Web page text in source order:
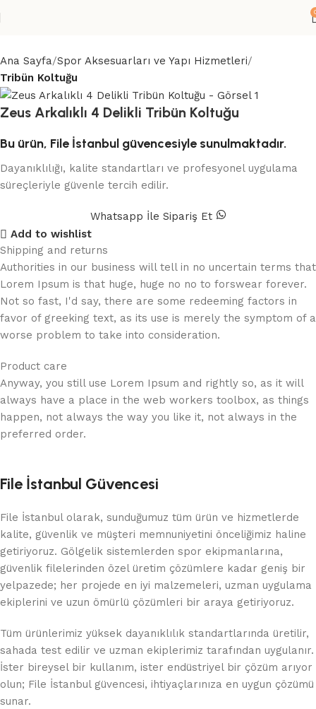
Ana Sayfa Spor Aksesuarları ve Yapı Hizmetleri
Tribün Koltuğu
Zeus Arkalıklı 4 Delikli Tribün Koltuğu
Bu ürün, File İstanbul güvencesiyle sunulmaktadır.
Dayanıklılığı, kalite standartları ve profesyonel uygulama
süreçleriyle güvenle tercih edilir.
Whatsapp İle Sipariş Et
Add to wishlist
Shipping and returns
Authorities in our business will tell in no uncertain terms that
Lorem Ipsum is that huge, huge no no to forswear forever.
Not so fast, I'd say, there are some redeeming factors in
favor of greeking text, as its use is merely the symptom of a
worse problem to take into consideration.
Product care
Anyway, you still use Lorem Ipsum and rightly so, as it will
always have a place in the web workers toolbox, as things
happen, not always the way you like it, not always in the
preferred order.
File İstanbul Güvencesi
File İstanbul olarak, sunduğumuz tüm ürün ve hizmetlerde
kalite, güvenlik ve müşteri memnuniyetini önceliğimiz haline
getiriyoruz. Gölgelik sistemlerden spor ekipmanlarına,
güvenlik filelerinden özel üretim çözümlere kadar geniş bir
yelpazede; her projede en iyi malzemeleri, uzman uygulama
ekiplerini ve uzun ömürlü çözümleri bir araya getiriyoruz.
Tüm ürünlerimiz yüksek dayanıklılık standartlarında üretilir,
sahada test edilir ve uzman ekiplerimiz tarafından uygulanır.
İster bireysel bir kullanım, ister endüstriyel bir çözüm arıyor
olun; File İstanbul güvencesi, ihtiyaçlarınıza en uygun çözümü
sunar.